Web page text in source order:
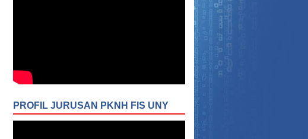
PROFIL JURUSAN PKNH FIS UNY